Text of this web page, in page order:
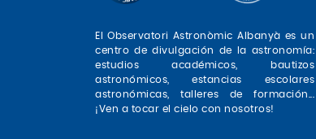
El Observatori Astronòmic Albanyà es un
centro de divulgación de la astronomía:
estudios académicos, bautizos
astronómicos, estancias escolares
astronómicas, talleres de formación...
¡Ven a tocar el cielo con nosotros!